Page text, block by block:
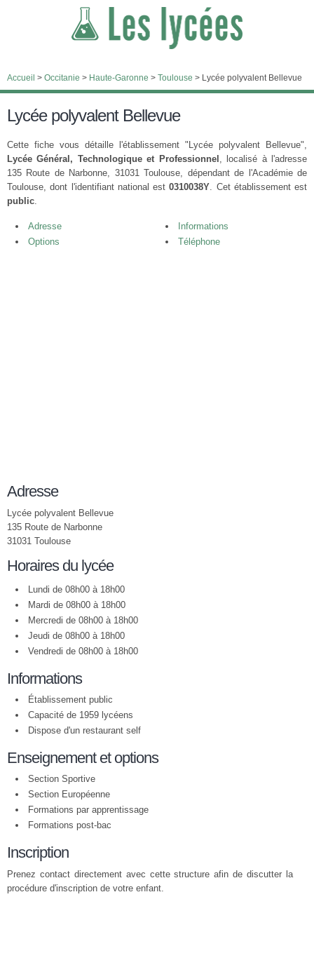
Accueil > Occitanie > Haute-Garonne > Toulouse > Lycée polyvalent Bellevue
Lycée polyvalent Bellevue
Cette fiche vous détaille l'établissement "Lycée polyvalent Bellevue",
Lycée Général, Technologique et Professionnel , localisé à l'adresse
135 Route de Narbonne, 31031 Toulouse, dépendant de l'Académie de
Toulouse, dont l'identifiant national est0310038Y. Cet établissement est
public.
Adresse
Informations
Options
Téléphone
Adresse
Lycée polyvalent Bellevue
135 Route de Narbonne
31031 Toulouse
Horaires du lycée
Lundi de 08h00 à 18h00
Mardi de 08h00 à 18h00
Mercredi de 08h00 à 18h00
Jeudi de 08h00 à 18h00
Vendredi de 08h00 à 18h00
Informations
Établissement public
Capacité de 1959 lycéens
Dispose d'un restaurant self
Enseignement et options
Section Sportive
Section Européenne
Formations par apprentissage
Formations post-bac
Inscription
Prenez contact directement avec cette structure afin de discutter la
procédure d'inscription de votre enfant.